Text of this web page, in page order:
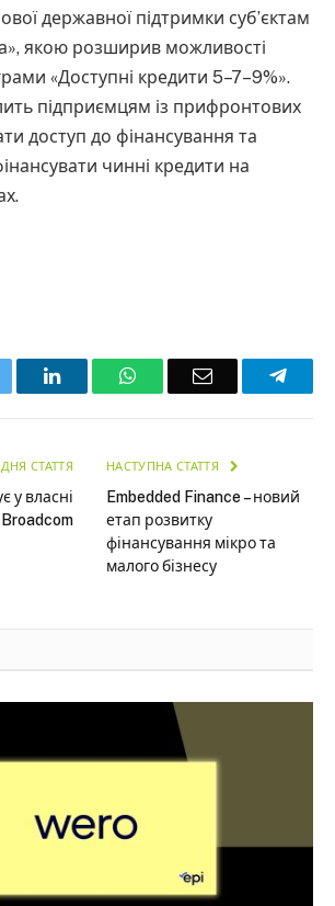
державної підтримки суб’єктам
якою розширив можливості
«Доступні кредити 5–7–9%».
підприємцям із прифронтових
доступ до фінансування та
чинні кредити на
LinkedInWhatsAppEmail
СТАТТЯ
у власні
НАСТУПНА СТАТТЯ
Embedded Finance – новий
етап розвитку
фінансування мікро та
малого бізнесу